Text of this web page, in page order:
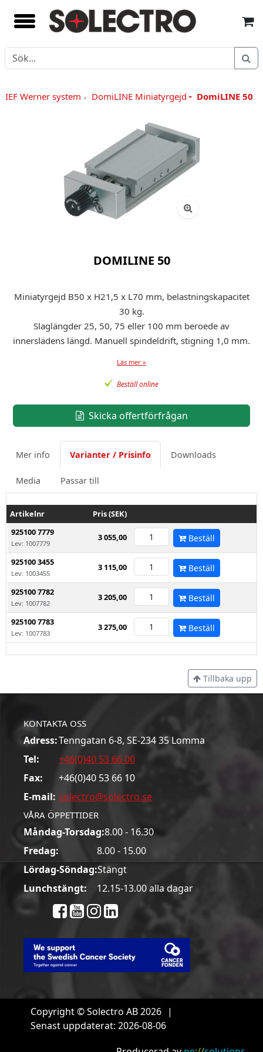
IEF Werner system» DomiLINE Miniatyrgejd DomiLINE 50
DOMILINE 50
Miniatyrgejd B50 x H21,5 x L70 mm, belastningskapacitet
30 kg.
Slaglängder 25, 50, 75 eller 100 mm beroede av
innerslädens längd. Manuell spindeldrift, stigning 1,0 mm.
Läs mer »
Beställ online
Skicka offertförfrågan
Mer info Varianter / Prisinfo Downloads
Media Passar till
Artikelnr
Pris (SEK)
925100 7779
Lev: 1007779
3 055,00 Beställ
925100 3455
Lev: 1003455
3 115,00 Beställ
925100 7782
Lev: 1007782
3 205,00 Beställ
925100 7783
Lev: 1007783
3 275,00 Beställ
Tillbaka upp
KONTAKTA OSS
Adress:Tenngatan 6-8, SE-234 35 Lomma
Tel:
+46(0)40 53 66 00
Fax:
+46(0)40 53 66 10
E-mail: solectro@solectro.se
VÅRA ÖPPETTIDER
Måndag-Torsdag:8.00 - 16.30
Fredag:
8.00 - 15.00
Lördag-Söndag:Stängt
Lunchstängt:
12.15-13.00 alla dagar
Copyright © Solectro AB 2026 |
Senast uppdaterat: 2026-08-06